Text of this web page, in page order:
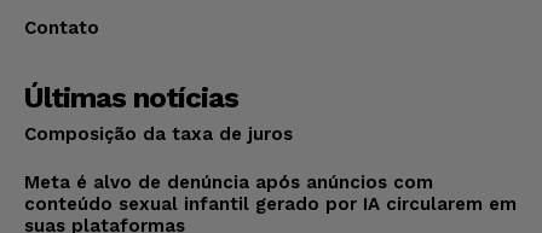
Contato
Últimas notícias
Composição da taxa de juros
Meta é alvo de denúncia após anúncios com
conteúdo sexual infantil gerado por IA circularem em
suas plataformas